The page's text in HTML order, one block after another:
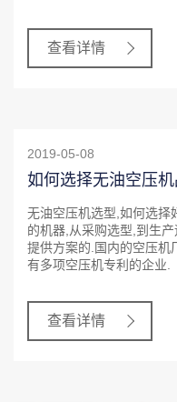
查看详情
2019-05-08
如何选择无油空压
无油空压机选型,如何选择
的机器,从采购选型,到生
提供方案的.国内的空压机
有多项空压机专利的企业.
查看详情